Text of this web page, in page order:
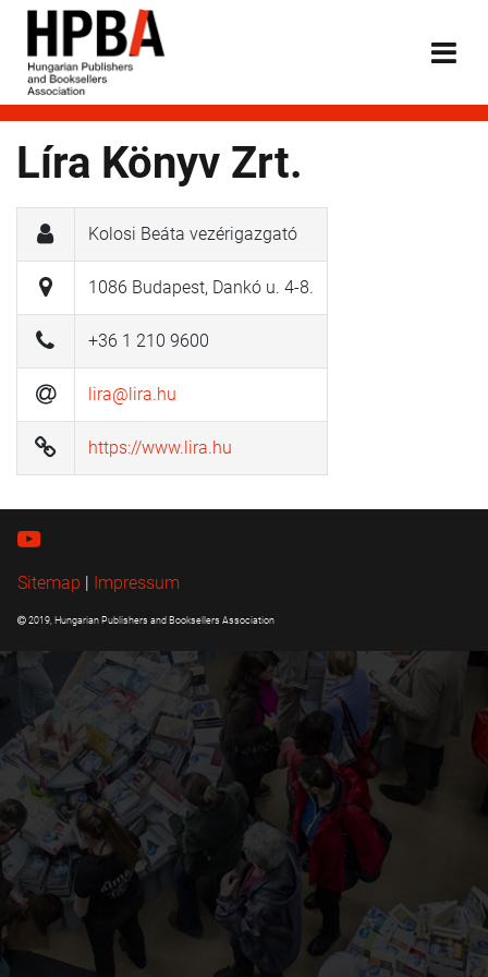
Líra Könyv Zrt.
Kolosi Beáta vezérigazgató
1086 Budapest, Dankó u. 4-8.
+36 1 210 9600
lira@lira.hu
https://www.lira.hu
Sitemap | Impressum
2019, Hungarian Publishers and Booksellers Association